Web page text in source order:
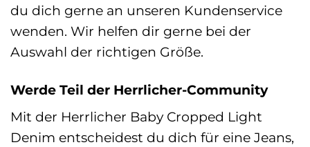
du dich gerne an unseren Kundenservice
wenden. Wir helfen dir gerne bei der
Auswahl der richtigen Größe.
Werde Teil der Herrlicher-Community
Mit der Herrlicher Baby Cropped Light
Denim entscheidest du dich für eine Jeans,